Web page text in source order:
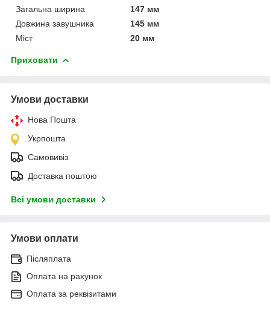
Загальна ширина
147 мм
Довжина завушника
145 мм
Міст
20 мм
Приховати
Умови доставки
Нова Пошта
Укрпошта
Самовивіз
Доставка поштою
Всі умови доставки
Умови оплати
Післяплата
Оплата на рахунок
Оплата за реквізитами